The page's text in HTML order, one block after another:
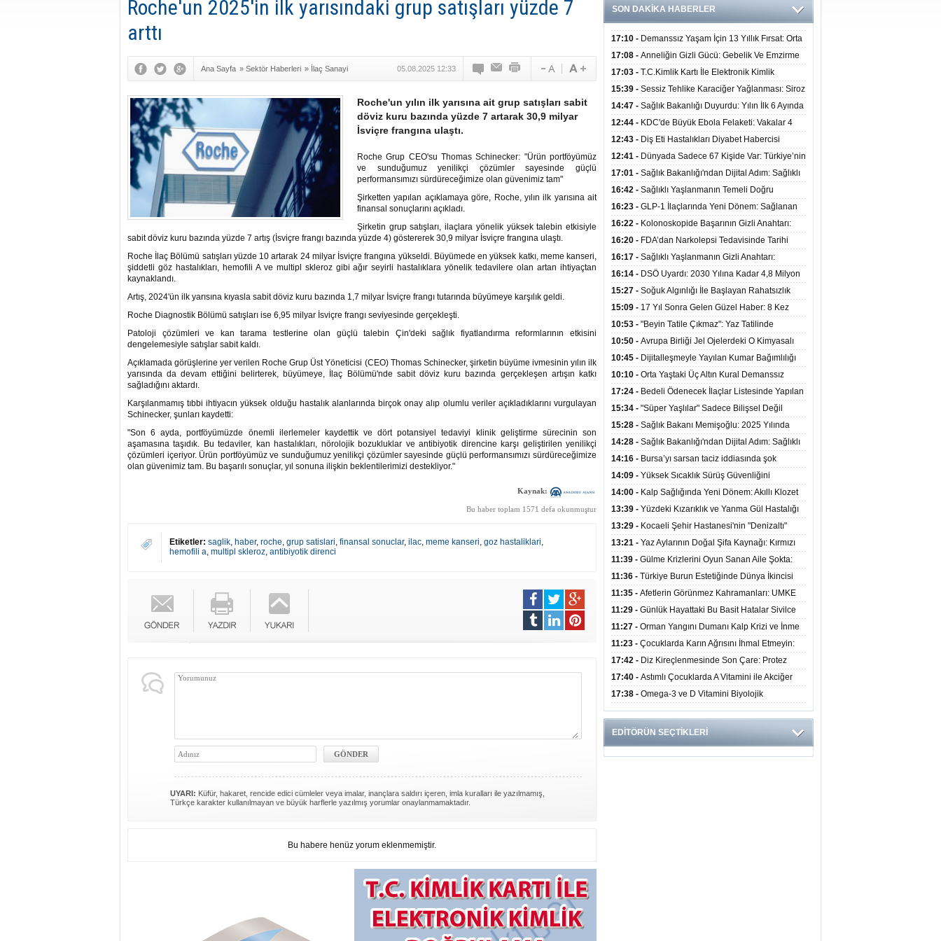
Roche'un 2025'in ilk yarısındaki grup satışları yüzde 7
arttı
Ana Sayfa » Sektör Haberleri » İlaç Sanayi 05.08.2025 12:33
Roche'un yılın ilk yarısına ait grup satışları sabit
döviz kuru bazında yüzde 7 artarak 30,9 milyar
İsviçre frangına ulaştı.
Roche Grup CEO'su Thomas Schinecker: "Ürün portföyümüz
ve sunduğumuz yenilikçi çözümler sayesinde güçlü
performansımızı sürdüreceğimize olan güvenimiz tam"
Şirketten yapılan açıklamaya göre, Roche, yılın ilk yarısına ait
finansal sonuçlarını açıkladı.
Şirketin grup satışları, ilaçlara yönelik yüksek talebin etkisiyle
sabit döviz kuru bazında yüzde 7 artış (İsviçre frangı bazında yüzde 4) göstererek 30,9 milyar İsviçre frangına ulaştı.
Roche İlaç Bölümü satışları yüzde 10 artarak 24 milyar İsviçre frangına yükseldi. Büyümede en yüksek katkı, meme kanseri,
şiddetli göz hastalıkları, hemofili A ve multipl skleroz gibi ağır seyirli hastalıklara yönelik tedavilere olan artan ihtiyaçtan
kaynaklandı.
Artış, 2024'ün ilk yarısına kıyasla sabit döviz kuru bazında 1,7 milyar İsviçre frangı tutarında büyümeye karşılık geldi.
Roche Diagnostik Bölümü satışları ise 6,95 milyar İsviçre frangı seviyesinde gerçekleşti.
Patoloji çözümleri ve kan tarama testlerine olan güçlü talebin Çin'deki sağlık fiyatlandırma reformlarının etkisini
dengelemesiyle satışlar sabit kaldı.
Açıklamada görüşlerine yer verilen Roche Grup Üst Yöneticisi (CEO) Thomas Schinecker, şirketin büyüme ivmesinin yılın ilk
yarısında da devam ettiğini belirterek, büyümeye, İlaç Bölümü'nde sabit döviz kuru bazında gerçekleşen artışın katkı
sağladığını aktardı.
Karşılanmamış tıbbi ihtiyacın yüksek olduğu hastalık alanlarında birçok onay alıp olumlu veriler açıkladıklarını vurgulayan
Schinecker, şunları kaydetti:
"Son 6 ayda, portföyümüzde önemli ilerlemeler kaydettik ve dört potansiyel tedaviyi klinik geliştirme sürecinin son
aşamasına taşıdık. Bu tedaviler, kan hastalıkları, nörolojik bozukluklar ve antibiyotik direncine karşı geliştirilen yenilikçi
çözümleri içeriyor. Ürün portföyümüz ve sunduğumuz yenilikçi çözümler sayesinde güçlü performansımızı sürdüreceğimize
olan güvenimiz tam. Bu başarılı sonuçlar, yıl sonuna ilişkin beklentilerimizi destekliyor."
Kaynak:
Bu haber toplam 1571 defa okunmuştur
Etiketler: saglik, haber, roche, grup satislari, finansal sonuclar, ilac, meme kanseri, goz hastaliklari,
hemofili a, multipl skleroz, antibiyotik direnci
UYARI: Küfür, hakaret, rencide edici cümleler veya imalar, inançlara saldırı içeren, imla kuralları ile yazılmamış,
Türkçe karakter kullanılmayan ve büyük harflerle yazılmış yorumlar onaylanmamaktadır.
Bu habere henüz yorum eklenmemiştir.
SON DAKİKA HABERLER
17:10 - Demanssız Yaşam İçin 13 Yıllık Fırsat: Orta
Yaştaki Yaşam Tarzı Beyin Sağlığını Belirliyor
17:08 - Anneliğin Gizli Gücü: Gebelik Ve Emzirme
Biyolojik Dayanıklılığı Artırabilir Mi?
17:03 - T.C.Kimlik Kartı İle Elektronik Kimlik
Doğrulama Yöntemi (Biyometrik Kimlik Doğrulama
Sistemi) 07.08.2026
15:39 - Sessiz Tehlike Karaciğer Yağlanması: Siroz
Ve Kalp Krizine Davetiye Çıkarıyor!
14:47 - Sağlık Bakanlığı Duyurdu: Yılın İlk 6 Ayında
10 Binden Fazla Hasta Hiperbarik Oksijen Tedavisi
Aldı
12:44 - KDC'de Büyük Ebola Felaketi: Vakalar 4
Bini Aştı, Virüste Mutasyon Şüphesi!
12:43 - Diş Eti Hastalıkları Diyabet Habercisi
Olabilir: Ağız Sağlığı Ve Şeker Arasındaki Çift Yönlü
Bağ Kanıtlandı
12:41 - Dünyada Sadece 67 Kişide Var: Türkiye’nin
İlk Bundgaard Sendromu Vakası Diyarbakır’da
Teşhis Edildi
17:01 - Sağlık Bakanlığı'ndan Dijital Adım: Sağlıklı
Hayat Merkezlerinde Uzaktan Danışmanlık Dönemi
Başladı
16:42 - Sağlıklı Yaşlanmanın Temeli Doğru
Beslenmeden Geçiyor: İleri Yaşta Hangi Besin
Öğelerine İhtiyaç Duyuluyor?
16:23 - GLP-1 İlaçlarında Yeni Dönem: Sağlanan
Faydalar Yalnızca Kilo Kaybıyla Sınırlı Değil
16:22 - Kolonoskopide Başarının Gizli Anahtarı:
Yetersiz Bağırsak Temizliği Poliplerin Gözden
Kaçmasına Neden Oluyor
16:20 - FDA’dan Narkolepsi Tedavisinde Tarihi
Onay: Oreksin Sistemini Hedefleyen İlk İlaç
Kullanıma Sunuldu
16:17 - Sağlıklı Yaşlanmanın Gizli Anahtarı:
Düzenli Kuvvet Antrenmanı Kas Ve Kemik Sağlığını
Koruyor
16:14 - DSÖ Uyardı: 2030 Yılına Kadar 4,8 Milyon
Hemşire ve Ebe Açığı Oluşabilir
15:27 - Soğuk Algınlığı İle Başlayan Rahatsızlık
Karaciğer Yetmezliği Çıktı: 17 Yıl Sonra Nakille
Hayata Tutundu
15:09 - 17 Yıl Sonra Gelen Güzel Haber: 8 Kez
Reddedilen Hastaya 9'uncu Çağrıda Nakil Yapıldı
10:53 - "Beyin Tatile Çıkmaz": Yaz Tatilinde
Öğrenilenlerin Yüzde 39'u Unutulabiliyor
10:50 - Avrupa Birliği Jel Ojelerdeki O Kimyasalı
Yasakladı: Kısırlık ve Alerji Riski Uyarısı
10:45 - Dijitalleşmeyle Yayılan Kumar Bağımlılığı
Beyni ve Aileyi Yıkıma Uğratıyor
10:10 - Orta Yaştaki Üç Altın Kural Demanssız
Yaşamı 13 Yıl Uzatabiliyor
17:24 - Bedeli Ödenecek İlaçlar Listesinde Yapılan
Düzenlemeler Hakkında Duyuru 2026/30
15:34 - "Süper Yaşlılar" Sadece Bilişsel Değil
Fiziksel Olarak da Daha Sağlıklı Yaşıyor
15:28 - Sağlık Bakanı Memişoğlu: 2025 Yılında
300 Bini Aşkın Kişiye Emzirme Eğitimi Verildi
14:28 - Sağlık Bakanlığı'ndan Dijital Adım: Sağlıklı
Hayat Merkezlerinde Uzaktan Sağlık Hizmeti
Başladı
14:16 - Bursa’yı sarsan taciz iddiasında şok
gelişme!
14:09 - Yüksek Sıcaklık Sürüş Güvenliğini
Düşürüyor: 40 Derecede Güvenli Sürüş Süresi 53
Dakikaya İniyor
14:00 - Kalp Sağlığında Yeni Dönem: Akıllı Klozet
Kapağı 30 Saniyede Ritim Bozukluğunu Tespit
Ediyor
13:39 - Yüzdeki Kızarıklık ve Yanma Gül Hastalığı
(Rozasea) Belirtisi Olabilir
13:29 - Kocaeli Şehir Hastanesi'nin "Denizaltı"
Görünümlü Ünitesi Hastalara Umut Oluyor
13:21 - Yaz Aylarının Doğal Şifa Kaynağı: Kırmızı
Meyveler Bağışıklığı ve Kalbi Koruyor
11:39 - Gülme Krizlerini Oyun Sanan Aile Şokta:
3,5 Yaşındaki Çocuk 8 Kez Felç Geçirdi
11:36 - Türkiye Burun Estetiğinde Dünya İkincisi
Oldu
11:35 - Afetlerin Görünmez Kahramanları: UMKE
Dev Kadrosuyla Görev Başında
11:29 - Günlük Hayattaki Bu Basit Hatalar Sivilce
Oluşumunu Tetikliyor
11:27 - Orman Yangını Dumanı Kalp Krizi ve İnme
Riskini Artırıyor
11:23 - Çocuklarda Karın Ağrısını İhmal Etmeyin:
Apandisit Habercisi Olabilir
17:42 - Diz Kireçlenmesinde Son Çare: Protez
Ameliyatı İle Yaşam Kalitesi Artıyor
17:40 - Astımlı Çocuklarda A Vitamini ile Akciğer
Hacmi Arasında Bağlantı Bulundu
17:38 - Omega-3 ve D Vitamini Biyolojik
Yaşlanmayı Yavaşlatabilir
EDİTÖRÜN SEÇTİKLERİ